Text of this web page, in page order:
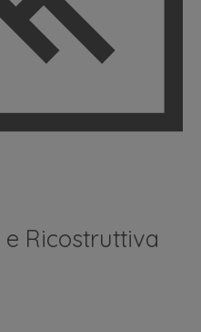
Ricostruttiva